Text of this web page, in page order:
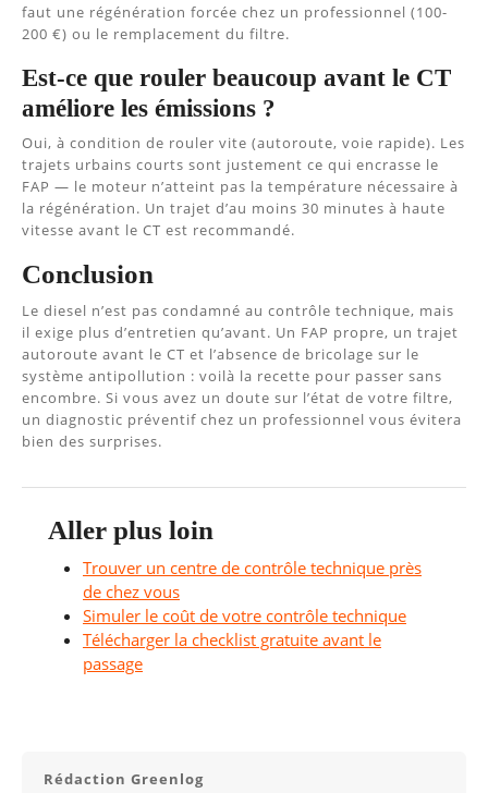
faut une régénération forcée chez un professionnel (100-
200 €) ou le remplacement du filtre.
Est-ce que rouler beaucoup avant le CT
améliore les émissions ?
Oui, à condition de rouler vite (autoroute, voie rapide). Les
trajets urbains courts sont justement ce qui encrasse le
FAP — le moteur n’atteint pas la température nécessaire à
la régénération. Un trajet d’au moins 30 minutes à haute
vitesse avant le CT est recommandé.
Conclusion
Le diesel n’est pas condamné au contrôle technique, mais
il exige plus d’entretien qu’avant. Un FAP propre, un trajet
autoroute avant le CT et l’absence de bricolage sur le
système antipollution : voilà la recette pour passer sans
encombre. Si vous avez un doute sur l’état de votre filtre,
un diagnostic préventif chez un professionnel vous évitera
bien des surprises.
Aller plus loin
Trouver un centre de contrôle technique près
de chez vous
Simuler le coût de votre contrôle technique
Télécharger la checklist gratuite avant le
passage
Rédaction Greenlog